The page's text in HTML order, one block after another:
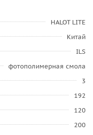
HALOT LITE
Китай
ILS
фотополимерная смола
3
192
120
200